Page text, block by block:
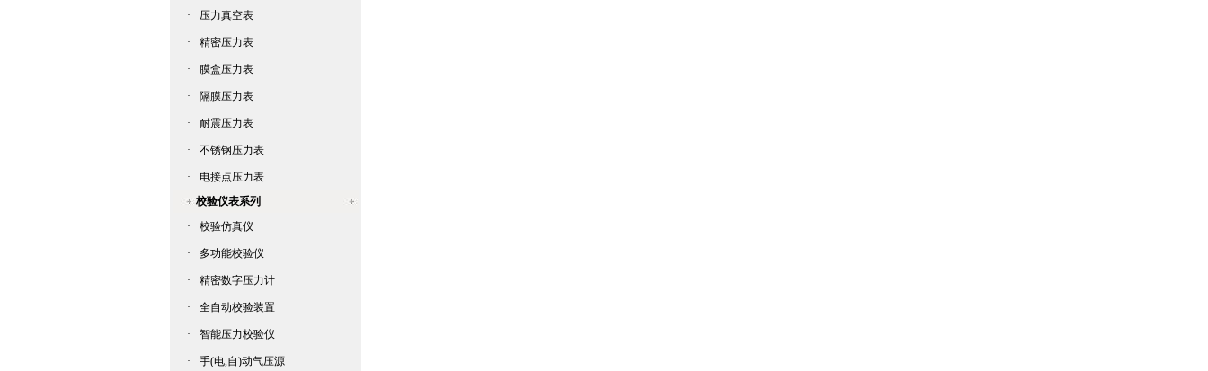
· 压力真空表
· 精密压力表
· 膜盒压力表
· 隔膜压力表
· 耐震压力表
· 不锈钢压力表
·
电接点压力表
校验仪表系列
·
校验仿真仪
· 多功能校验仪
· 精密数字压力计
· 全自动校验装置
· 智能压力校验仪
· 手(电,自)动气压源